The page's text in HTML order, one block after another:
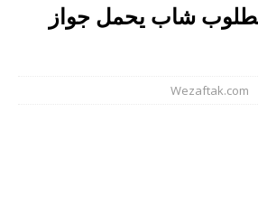
شاب يحمل جواز
Wezaftak.com